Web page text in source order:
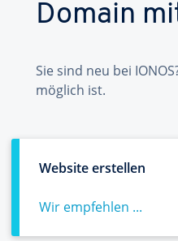
Domain
Sie sind neu bei
möglich ist.
Website erstellen
Wir empfehlen ...